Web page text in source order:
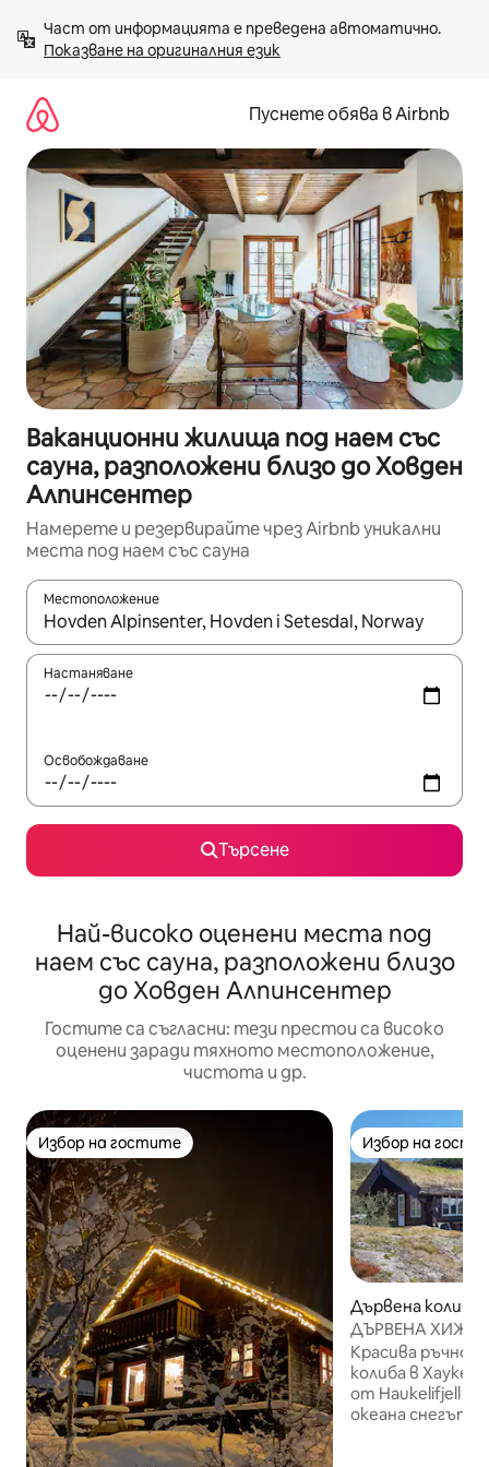
към
съдържанието
Показване на оригиналния език
Пуснете обява в Airbnb
Ваканционни жилища под наем със
сауна, разположени близо до Ховден
Алпинсентер
Намерете и резервирайте чрез Airbnb уникални
места под наем със сауна
Местоположение
Когато резултатите се покажат, използвайте
Настаняване
Освобождаване
Търсене
Най-високо оценени места под
наем със сауна, разположени близо
до Ховден Алпинсентер
Гостите са съгласни: тези престои са високо
оценени заради тяхното местоположение,
чистота и др.
Избор на гостите
Избор на гостите Избор на
Избор на
Дървена колиба
ДЪРВЕНА ХИЖА
Haukelifjell, 1000
равнище
Красива ръчно
колиба в
от Haukelifjell
океана снегът